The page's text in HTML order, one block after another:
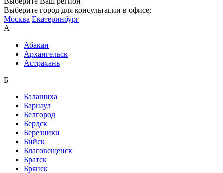
Выберите город для консультации в офисе:
Москва Екатеринбург
А
Абакан
Архангельск
Астрахань
Б
Балашиха
Барнаул
Белгород
Бердск
Березники
Бийск
Благовещенск
Братск
Брянск